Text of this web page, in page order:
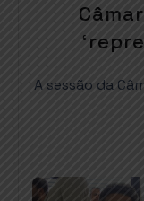
A sessão da